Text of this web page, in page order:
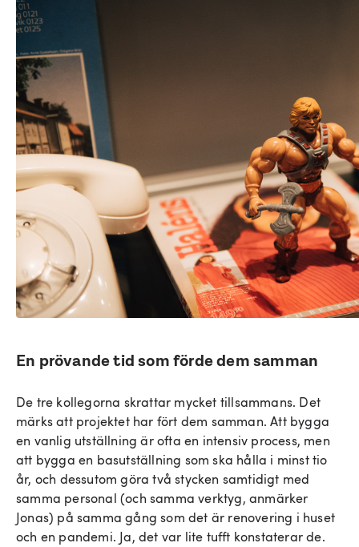
En prövande tid som förde dem samman
De tre kollegorna skrattar mycket tillsammans. Det
märks att projektet har fört dem samman. Att bygga
en vanlig utställning är ofta en intensiv process, men
att bygga en basutställning som ska hålla i minst tio
år, och dessutom göra två stycken samtidigt med
samma personal (och samma verktyg, anmärker
Jonas) på samma gång som det är renovering i huset
och en pandemi. Ja, det var lite tufft konstaterar de.